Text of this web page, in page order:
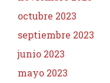
octubre 2023
septiembre 2023
junio 2023
mayo 2023